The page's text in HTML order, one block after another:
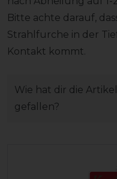
Bitte achte darauf,
Strahlfurche in der
Kontakt kommt.
Wie hat dir die
gefallen?